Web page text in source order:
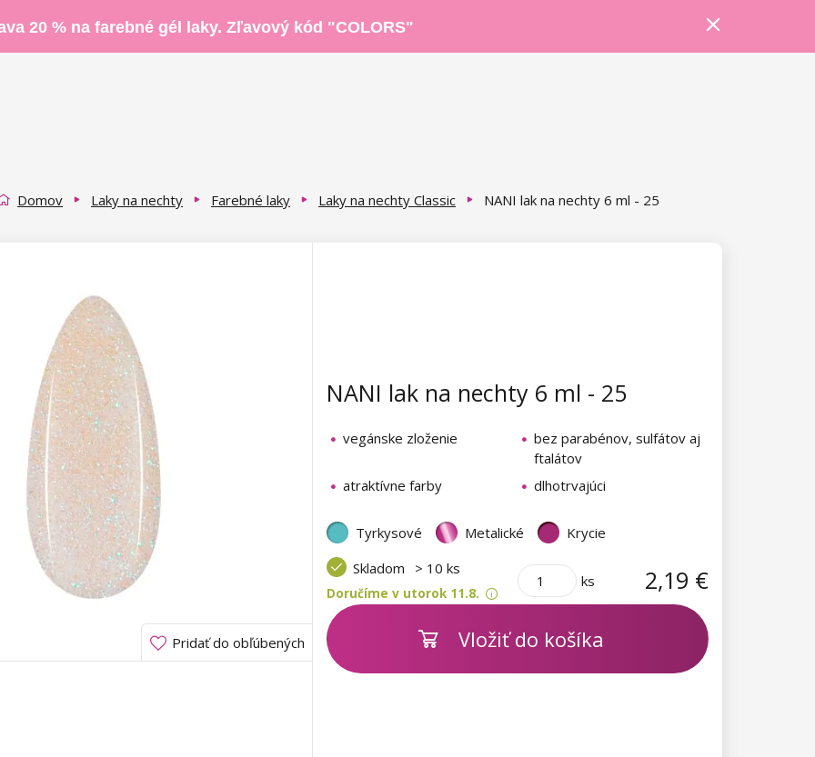
20 % na farebné gél laky. Zľavový kód "COLORS"
Domov Laky na nechty Farebné laky Laky na nechty Classic NANI lak na nechty 6 ml - 25
Pridať do obľúbených
NANI lak na nechty 6 ml - 25
vegánske zloženie
bez parabénov, sulfátov aj
ftalátov
atraktívne farby
dlhotrvajúci
Tyrkysové Metalické
Krycie
Skladom
> 10 ks
Doručíme v utorok 11.8.
ks 2,19 €
Vložiť do košíka